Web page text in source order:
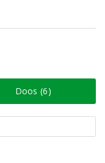
Doos (6)